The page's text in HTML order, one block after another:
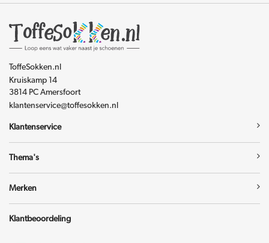
ToffeSokken.nl
Kruiskamp 14
3814 PC Amersfoort
klantenservice@toffesokken.nl
Klantenservice
Thema's
Merken
Klantbeoordeling